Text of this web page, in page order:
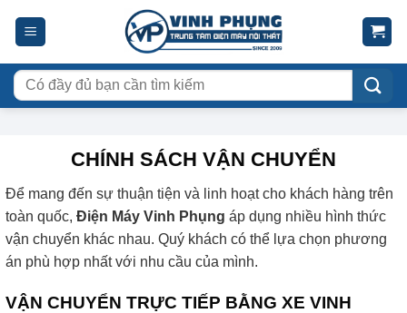
Tìm
kiếm:
CHÍNH SÁCH VẬN CHUYỂN
Để mang đến sự thuận tiện và linh hoạt cho khách hàng trên
toàn quốc, Điện Máy Vinh Phụng áp dụng nhiều hình thức
vận chuyển khác nhau. Quý khách có thể lựa chọn phương
án phù hợp nhất với nhu cầu của mình.
VẬN CHUYỂN TRỰC TIẾP BẰNG XE VINH